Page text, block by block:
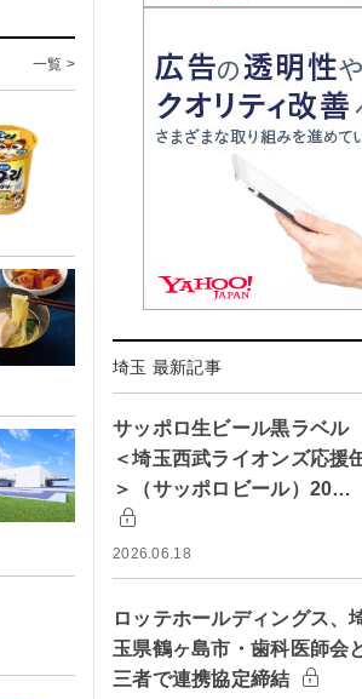
一覧 >
埼玉 最新記事
サッポロ生ビール黒ラベル
＜埼玉西武ライオンズ応援
＞（サッポロビール）20…
2026.06.18
ロッテホールディングス、
玉県鶴ヶ島市・歯科医師会
三者で連携協定締結